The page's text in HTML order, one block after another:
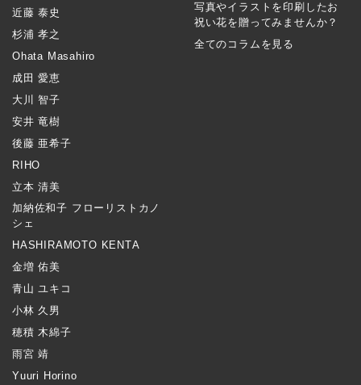
近藤 泰史
杉浦 孝之
Ohata Masahiro
成田 愛恵
大川 智子
安井 竜樹
後藤 亜希子
RIHO
立本 清美
加納佐和子 フローリストカノ
シェ
HASHIRAMOTO KENTA
金増 佑美
青山 ユキコ
小林 久男
穂積 木綿子
雨宮 靖
Yuuri Horino
写真やイラストを印刷したお
祝い花を贈ってみませんか？
全てのコラムを見る